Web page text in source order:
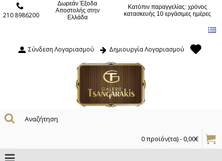
210 8986200
Δωρεάν Έξοδα
Αποστολής στην
Ελλάδα
Κατόπιν παραγγελίας: χρόνος
κατασκευής 10 εργάσιμες ημέρες
Σύνδεση Λογαριασμού Δημιουργία Λογαριασμού
0 προϊόν(τα) - 0,00€